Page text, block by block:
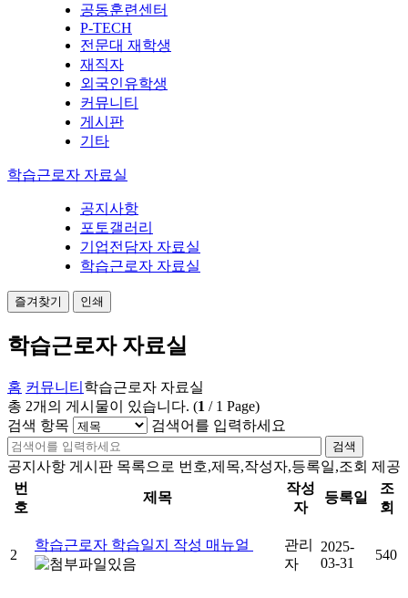
공동훈련센터
P-TECH
전문대 재학생
재직자
외국인유학생
커뮤니티
게시판
기타
학습근로자 자료실
공지사항
포토갤러리
기업전담자 자료실
학습근로자 자료실
즐겨찾기 인쇄
학습근로자 자료실
홈 커뮤니티 학습근로자 자료실
총 2개의 게시물이 있습니다. (1 / 1 Page)
검색 항목
검색어를 입력하세요
검색
공지사항 게시판 목록으로 번호,제목,작성자,등록일,조회 제공
번
호
제목
작성
자
등록일
조
회
2
학습근로자 학습일지 작성 매뉴얼
관리
자
2025-
03-31
540